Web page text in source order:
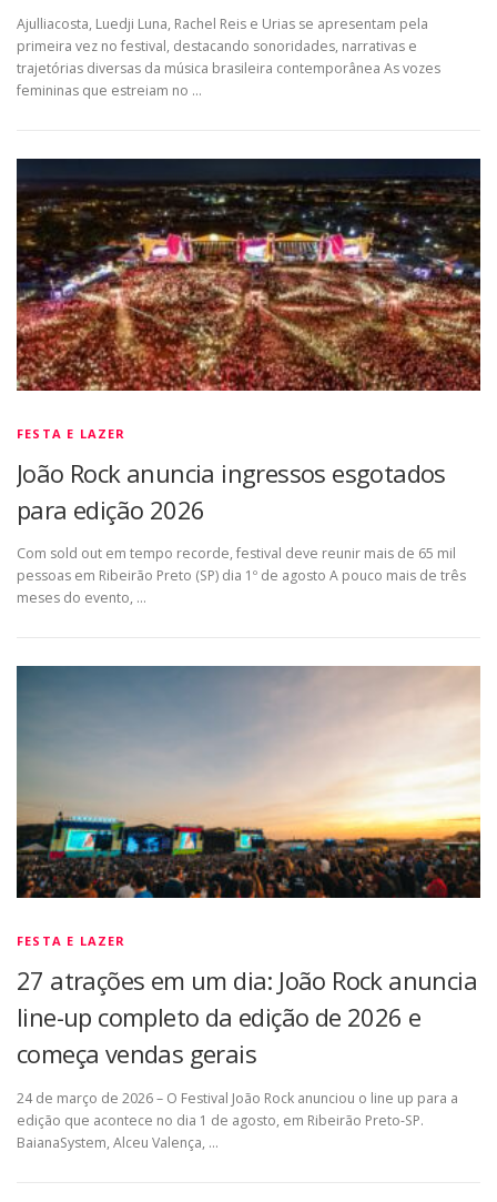
Ajulliacosta, Luedji Luna, Rachel Reis e Urias se apresentam pela
primeira vez no festival, destacando sonoridades, narrativas e
trajetórias diversas da música brasileira contemporânea As vozes
femininas que estreiam no …
FESTA E LAZER
João Rock anuncia ingressos esgotados
para edição 2026
Com sold out em tempo recorde, festival deve reunir mais de 65 mil
pessoas em Ribeirão Preto (SP) dia 1º de agosto A pouco mais de três
meses do evento, …
FESTA E LAZER
27 atrações em um dia: João Rock anuncia
line-up completo da edição de 2026 e
começa vendas gerais
24 de março de 2026 – O Festival João Rock anunciou o line up para a
edição que acontece no dia 1 de agosto, em Ribeirão Preto-SP.
BaianaSystem, Alceu Valença, …